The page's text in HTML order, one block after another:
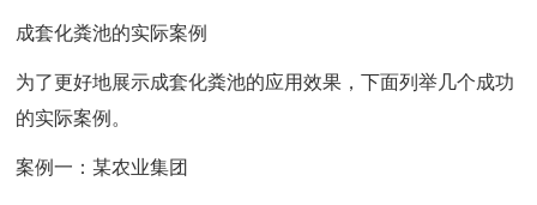
成套化粪池的实际案例
为了更好地展示成套化粪池的应用效果，下面列举几个成功
的实际案例。
案例一：某农业集团